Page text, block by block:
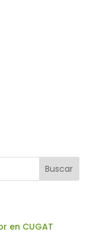
Buscar
en CUGAT